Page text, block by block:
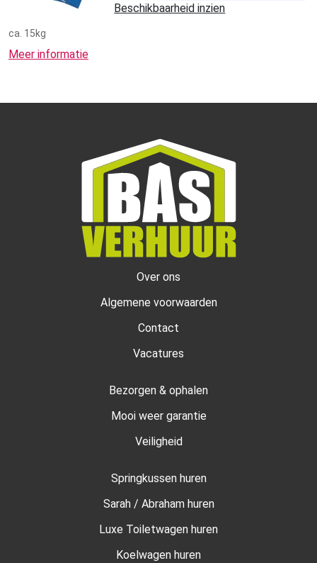
Beschikbaarheid inzien
ca. 15kg
Meer informatie
Over ons
Algemene voorwaarden
Contact
Vacatures
Bezorgen & ophalen
Mooi weer garantie
Veiligheid
Springkussen huren
Sarah / Abraham huren
Luxe Toiletwagen huren
Koelwagen huren